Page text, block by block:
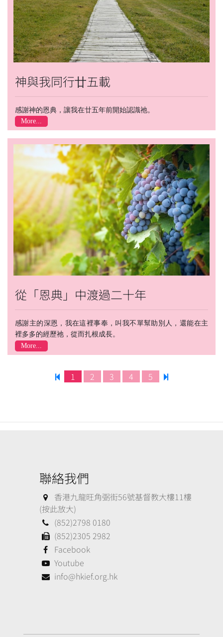
神與我同行廿五載
感謝神的恩典，讓我在廿五年前開始認識祂。
More...
從「恩典」中渡過二十年
感謝主的深恩，我在這裡事奉，叫我不單幫助別人，還能在主
裡多多的經歷祂，從而扎根成長。
More...
1 2 3 4 5
聯絡我們
香港九龍旺角弼街56號基督教大樓11樓
(按此放大)
(852)2798 0180
(852)2305 2982
Facebook
Youtube
info@hkief.org.hk